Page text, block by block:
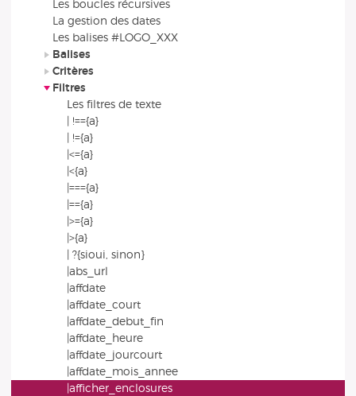
Les boucles récursives
La gestion des dates
Les balises #LOGO_XXX
Balises
Critères
Filtres
Les filtres de texte
| !=={a}
| !={a}
|<={a}
|<{a}
|==={a}
|=={a}
|>={a}
|>{a}
| ?{sioui, sinon}
|abs_url
|affdate
|affdate_court
|affdate_debut_fin
|affdate_heure
|affdate_jourcourt
|affdate_mois_annee
|afficher_enclosures